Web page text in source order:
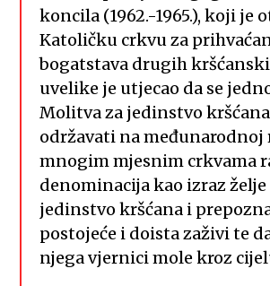
koncila (1962.-1965.), koji je
Katoličku crkvu za
bogatstava drugih
uvelike je utjecao da se
Molitva za jedinstvo
održavati na međunarodnoj
mnogim mjesnim crkvama
denominacija kao izraz želje
jedinstvo kršćana i
postojeće i doista zaživi te
njega vjernici mole kroz